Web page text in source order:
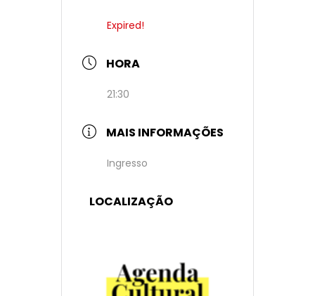
Expired!
HORA
21:30
MAIS INFORMAÇÕES
Ingresso
LOCALIZAÇÃO